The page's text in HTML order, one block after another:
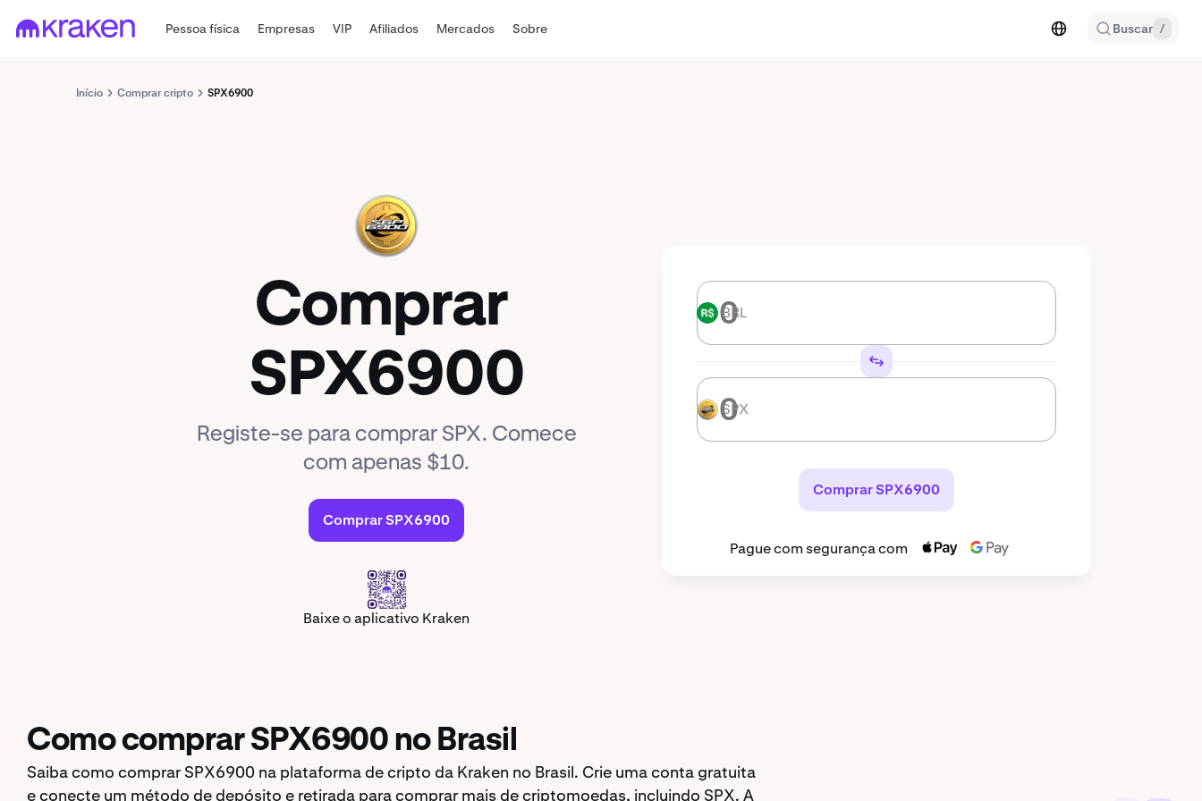
Pessoa física Empresas VIP Afiliados Mercados Sobre Buscar /
Início Comprar cripto SPX6900
SPX
Comprar
SPX6900
Registe-se para comprar SPX. Comece
com apenas $10.
Comprar SPX6900
Baixe o aplicativo Kraken
BRL BRL
SPX SPX
Comprar SPX6900
Pague com segurança com
Como comprar SPX6900 no Brasil
Saiba como comprar SPX6900 na plataforma de cripto da Kraken no Brasil. Crie uma conta gratuita
e conecte um método de depósito e retirada para comprar mais de criptomoedas, incluindo SPX. A